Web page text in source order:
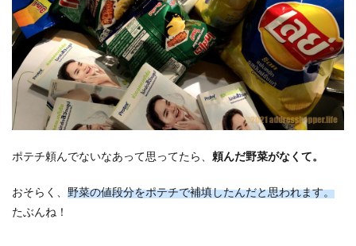
ポテチ頼んでないなあって思ってたら、 頼んだ野菜がなくて。
おそらく、 野菜の値段分をポテチで補填したんだと思われます。
たぶんね！